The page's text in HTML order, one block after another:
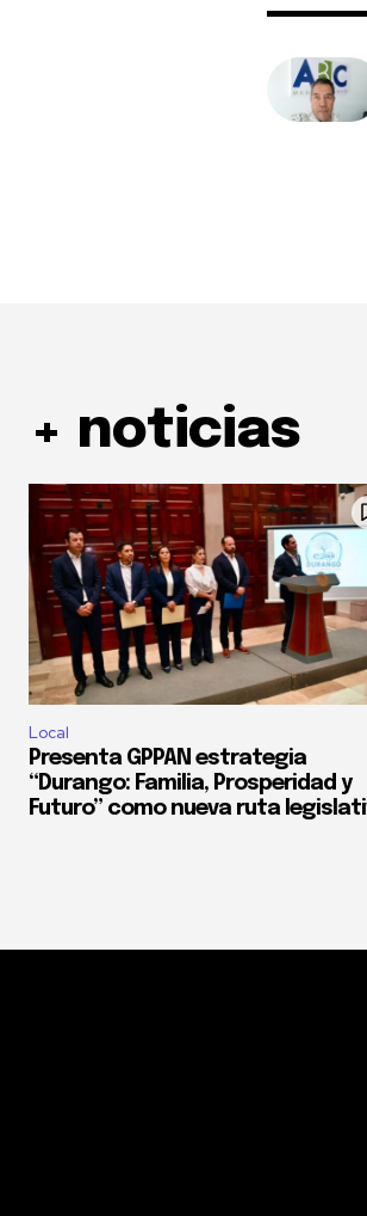
+ noticias
Local
Presenta GPPAN estrategia
“Durango: Familia, Prosperidad y
Futuro” como nueva ruta